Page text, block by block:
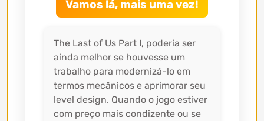
Vamos lá, mais uma vez!
The Last of Us Part I, poderia ser
ainda melhor se houvesse um
trabalho para modernizá-lo em
termos mecânicos e aprimorar seu
level design. Quando o jogo estiver
com preço mais condizente ou se